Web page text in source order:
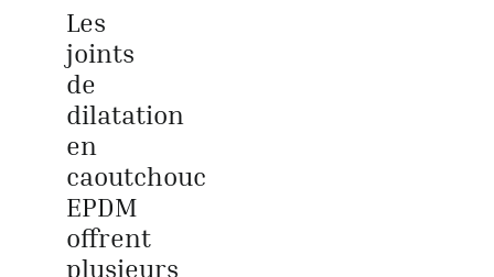
Les
joints
de
dilatation
en
caoutchouc
EPDM
offrent
plusieurs